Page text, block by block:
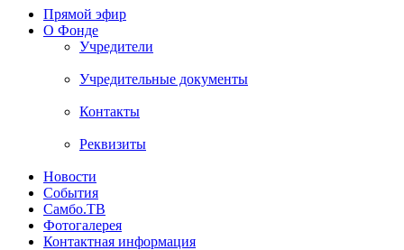
Прямой эфир
О Фонде
Учредители
Учредительные документы
Контакты
Реквизиты
Новости
События
Самбо.ТВ
Фотогалерея
Контактная информация